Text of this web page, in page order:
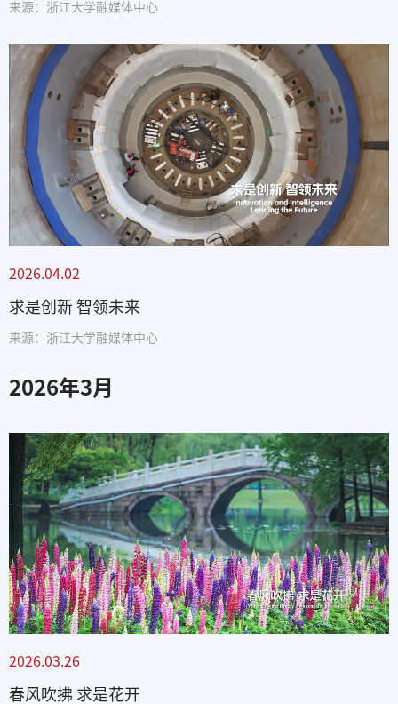
来源：浙江大学融媒体中心
2026.04.02
求是创新 智领未来
来源：浙江大学融媒体中心
2026年3月
2026.03.26
春风吹拂 求是花开